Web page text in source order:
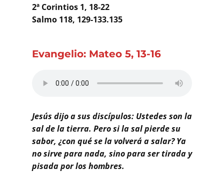
Familia Menesiana
Recursos
Contacto
2ª Corintios 1, 18-22
Salmo 118, 129-133.135
Evangelio: Mateo 5, 13-16
Jesús dijo a sus discípulos: Ustedes son la
sal de la tierra. Pero si la sal pierde su
sabor, ¿con qué se la volverá a salar? Ya
no sirve para nada, sino para ser tirada y
pisada por los hombres.